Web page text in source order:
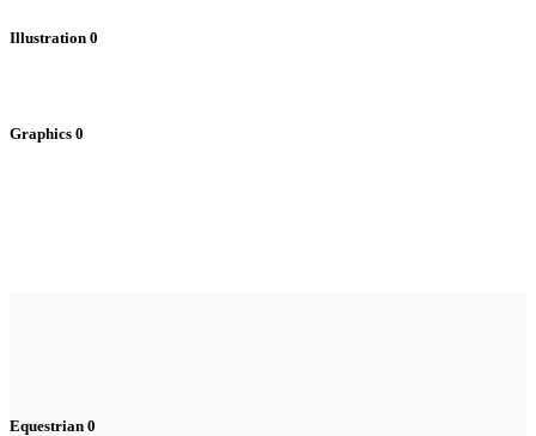
Illustration 0
Graphics 0
Equestrian 0